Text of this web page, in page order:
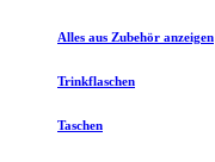
Alles aus Zubehör anzeigen
Trinkflaschen
Taschen